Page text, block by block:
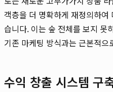
객층을 더 명확하게 재정의하
습니다. 이는 숲 전체를 보지 못
기존 마케팅 방식과는 근본적으
수익 창출 시스템 구